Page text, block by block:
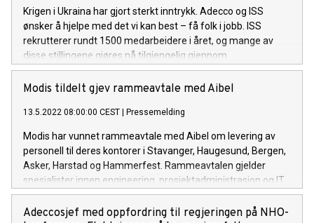
Krigen i Ukraina har gjort sterkt inntrykk. Adecco og ISS
ønsker å hjelpe med det vi kan best – få folk i jobb. ISS
rekrutterer rundt 1500 medarbeidere i året, og mange av
disse stillingene gjøres nå tilgjengelig gjennom
AdeccoJobsForUkraine.com. - Dette er et historisk
samarbeid som vil hjelpe ukrainske flyktninger i Norge med å
sine med, sier Torben Sneve. Vi i Adecco vil hjelpe med det vi
Modis tildelt gjev rammeavtale med Aibel
13.5.2022 08:00:00 CEST Pressemelding
Modis har vunnet rammeavtale med Aibel om levering av
personell til deres kontorer i Stavanger, Haugesund, Bergen,
Asker, Harstad og Hammerfest. Rammeavtalen gjelder
spesialister innen engineering, prosjektadministrasjon og IT.
Adeccosjef med oppfordring til regjeringen på NHO-